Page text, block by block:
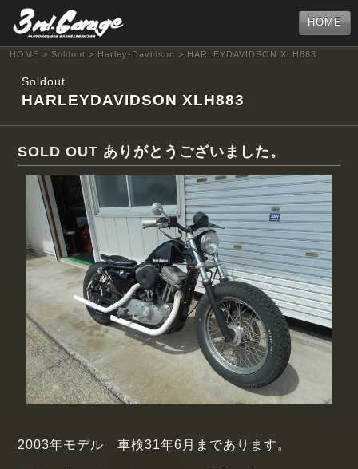
HOME
HOME > Soldout > Harley-Davidson > HARLEYDAVIDSON XLH883
Soldout
HARLEYDAVIDSON XLH883
SOLD OUT ありがとうございました。
2003年モデル 車検31年6月まであります。